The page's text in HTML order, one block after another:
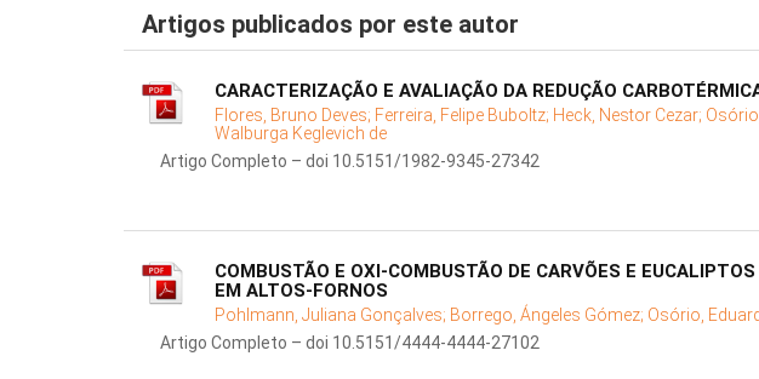
Artigos publicados por este autor
CARACTERIZAÇÃO E AVALIAÇÃO DA REDUÇÃO
Flores, Bruno Deves; Ferreira, Felipe Buboltz; Heck, Nestor Cezar;
Walburga Keglevich de
Artigo Completo – doi 10.5151/1982-9345-27342
COMBUSTÃO E OXI-COMBUSTÃO DE CARVÕES E
EM ALTOS-FORNOS
Pohlmann, Juliana Gonçalves; Borrego, Ángeles Gómez; Osório,
Artigo Completo – doi 10.5151/4444-4444-27102